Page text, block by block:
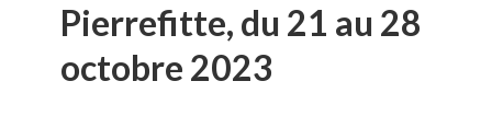
Pierrefitte, du 21 au 28
octobre 2023